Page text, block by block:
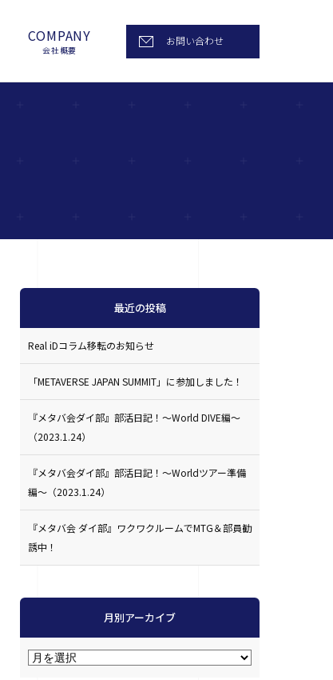
COMPANY
会社概要
お問い合わせ
最近の投稿
Real iDコラム移転のお知らせ
「METAVERSE JAPAN SUMMIT」に参加しました！
『メタバ会ダイ部』部活日記！〜World DIVE編〜
（2023.1.24）
『メタバ会ダイ部』部活日記！〜Worldツアー準備
編〜（2023.1.24）
『メタバ会 ダイ部』ワクワクルームでMTG＆部員勧
誘中！
月別アーカイブ